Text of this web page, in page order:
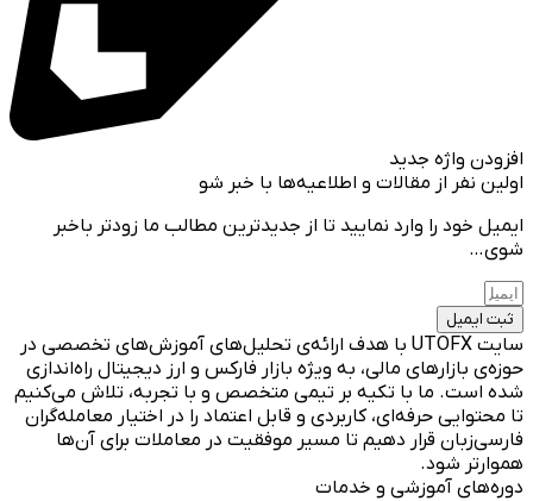
افزودن واژه جدید
اولین نفر از مقالات و اطلاعیه‌ها با خبر شو
ایمیل خود را وارد نمایید تا از جدیدترین مطالب ما زودتر باخبر
شوی…
ثبت ایمیل
سایت UTOFX با هدف ارائه‌ی تحلیل‌های آموزش‌های تخصصی در
حوزه‌ی بازارهای مالی، به ویژه بازار فارکس و ارز دیجیتال راه‌اندازی
شده است. ما با تکیه بر تیمی متخصص و با تجربه، تلاش می‌کنیم
تا محتوایی حرفه‌ای، کاربردی و قابل اعتماد را در اختیار معامله‌گران
فارسی‌زبان قرار دهیم تا مسیر موفقیت در معاملات برای آن‌ها
هموارتر شود.
دوره‌های آموزشی و خدمات